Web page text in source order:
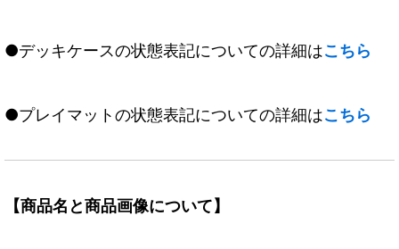
●デッキケースの状態表記についての詳細はこちら
●プレイマットの状態表記についての詳細はこちら
【商品名と商品画像について】